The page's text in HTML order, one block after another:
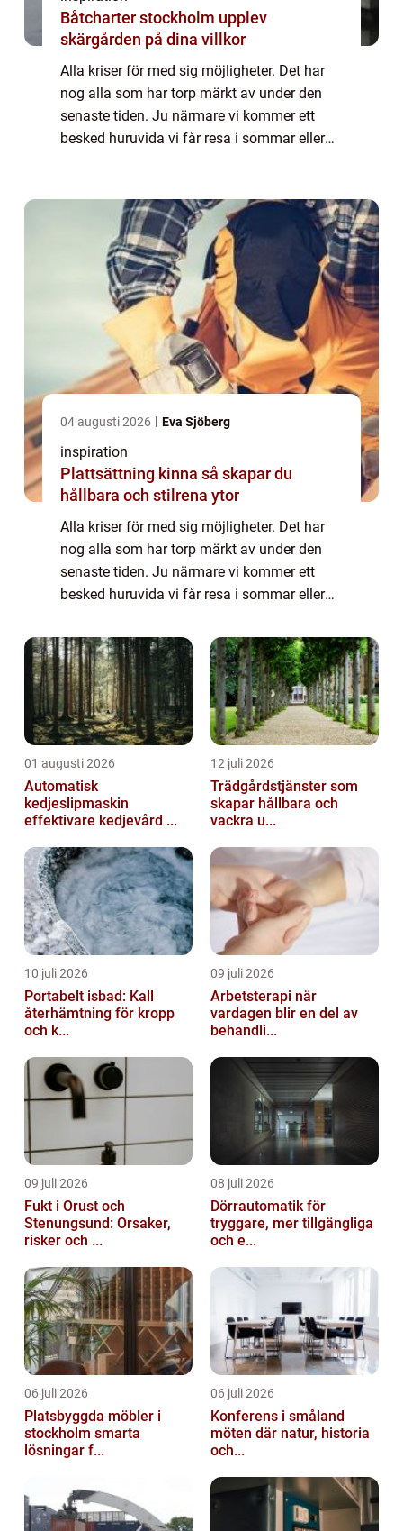
Båtcharter stockholm upplev
skärgården på dina villkor
Alla kriser för med sig möjligheter. Det har
nog alla som har torp märkt av under den
senaste tiden. Ju närmare vi kommer ett
besked huruvida vi får resa i sommar eller
04 augusti 2026 Eva Sjöberg
inspiration
Plattsättning kinna så skapar du
hållbara och stilrena ytor
Alla kriser för med sig möjligheter. Det har
nog alla som har torp märkt av under den
senaste tiden. Ju närmare vi kommer ett
besked huruvida vi får resa i sommar eller
eft...
01 augusti 2026
Automatisk
kedjeslipmaskin
effektivare kedjevård ...
12 juli 2026
Trädgårdstjänster som
skapar hållbara och
vackra u...
10 juli 2026
Portabelt isbad: Kall
återhämtning för kropp
och k...
09 juli 2026
Arbetsterapi när
vardagen blir en del av
behandli...
09 juli 2026
Fukt i Orust och
Stenungsund: Orsaker,
risker och ...
08 juli 2026
Dörrautomatik för
tryggare, mer tillgängliga
och e...
06 juli 2026
Platsbyggda möbler i
stockholm smarta
lösningar f...
06 juli 2026
Konferens i småland
möten där natur, historia
och...